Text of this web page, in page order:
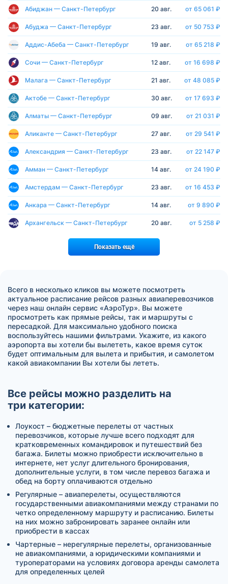
Абиджан — Санкт-Петербург 20 авг. от 65 061 ₽
Абуджа — Санкт-Петербург 23 авг. от 50 753 ₽
Аддис-Абеба — Санкт-Петербург 19 авг. от 65 218 ₽
Сочи — Санкт-Петербург 12 авг. от 16 698 ₽
Малага — Санкт-Петербург 21 авг. от 48 085 ₽
Актобе — Санкт-Петербург 30 авг. от 17 693 ₽
Алматы — Санкт-Петербург 09 авг. от 21 031 ₽
Аликанте — Санкт-Петербург 27 авг. от 29 541 ₽
Александрия — Санкт-Петербург 23 авг. от 22 147 ₽
Амман — Санкт-Петербург 14 авг. от 24 190 ₽
Амстердам — Санкт-Петербург 23 авг. от 16 453 ₽
Анкара — Санкт-Петербург 14 авг. от 9 890 ₽
Архангельск — Санкт-Петербург 20 авг. от 5 258 ₽
Показать ещё
Всего в несколько кликов вы можете посмотреть
актуальное расписание рейсов разных авиаперевозчиков
через наш онлайн сервис «АэроТур». Вы можете
просмотреть как прямые рейсы, так и маршруты с
пересадкой. Для максимально удобного поиска
воспользуйтесь нашими фильтрами. Укажите, из какого
аэропорта вы хотели бы вылететь, какое время суток
будет оптимальным для вылета и прибытия, и самолетом
какой авиакомпании Вы хотели бы лететь.
Все рейсы можно разделить на
три категории:
Лоукост – бюджетные перелеты от частных
перевозчиков, которые лучше всего подходят для
кратковременных командировок и путешествий без
багажа. Билеты можно приобрести исключительно в
интернете, нет услуг длительного бронирования,
дополнительные услуги, в том числе перевоз багажа и
обед на борту оплачиваются отдельно
Регулярные – авиаперелеты, осуществляются
государственными авиакомпаниями между странами по
четко определенному маршруту и расписанию. Билеты
на них можно забронировать заранее онлайн или
приобрести в кассах
Чартерные – нерегулярные перелеты, организованные
не авиакомпаниями, а юридическими компаниями и
туроператорами на условиях договора аренды самолета
для определенных целей